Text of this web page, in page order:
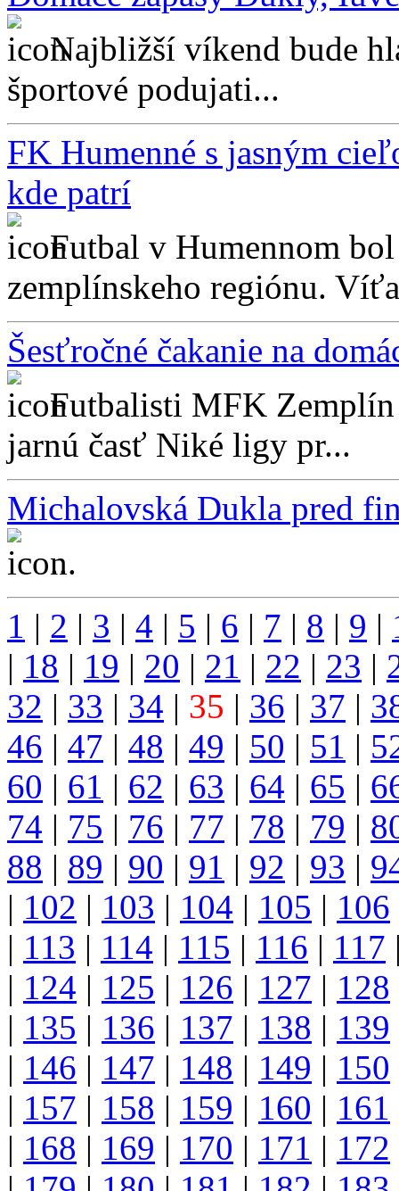
Najbližší víkend bude
športové podujati...
FK Humenné s jasným
kde patrí
Futbal v Humennom
zemplínskeho regiónu.
Šesťročné čakanie na
Futbalisti MFK
jarnú časť Niké ligy pr...
Michalovská Dukla pred
...
1 | 2 | 3 | 4 | 5 | 6 | 7 | 8 | 9 |
| 18 | 19 | 20 | 21 | 22 | 23 |
32 | 33 | 34 | 35 | 36 | 37 |
46 | 47 | 48 | 49 | 50 | 51 |
60 | 61 | 62 | 63 | 64 | 65 |
74 | 75 | 76 | 77 | 78 | 79 |
88 | 89 | 90 | 91 | 92 | 93 |
| 102 | 103 | 104 | 105 | 106
| 113 | 114 | 115 | 116 | 117
| 124 | 125 | 126 | 127 | 128
| 135 | 136 | 137 | 138 | 139
| 146 | 147 | 148 | 149 | 150
| 157 | 158 | 159 | 160 | 161
| 168 | 169 | 170 | 171 | 172